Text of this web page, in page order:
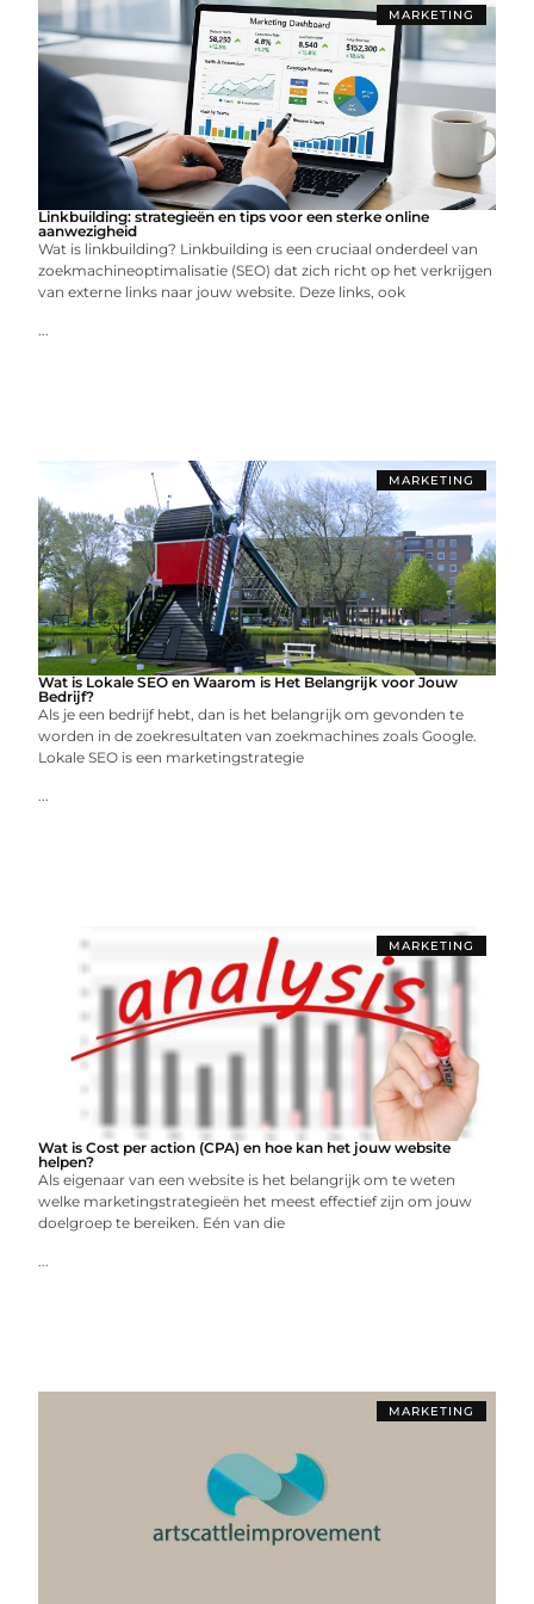
MARKETING
Linkbuilding: strategieën en tips voor een sterke online
aanwezigheid
Wat is linkbuilding? Linkbuilding is een cruciaal onderdeel van
zoekmachineoptimalisatie (SEO) dat zich richt op het verkrijgen
van externe links naar jouw website. Deze links, ook
...
MARKETING
Wat is Lokale SEO en Waarom is Het Belangrijk voor Jouw
Bedrijf?
Als je een bedrijf hebt, dan is het belangrijk om gevonden te
worden in de zoekresultaten van zoekmachines zoals Google.
Lokale SEO is een marketingstrategie
...
MARKETING
Wat is Cost per action (CPA) en hoe kan het jouw website
helpen?
Als eigenaar van een website is het belangrijk om te weten
welke marketingstrategieën het meest effectief zijn om jouw
doelgroep te bereiken. Eén van die
...
MARKETING